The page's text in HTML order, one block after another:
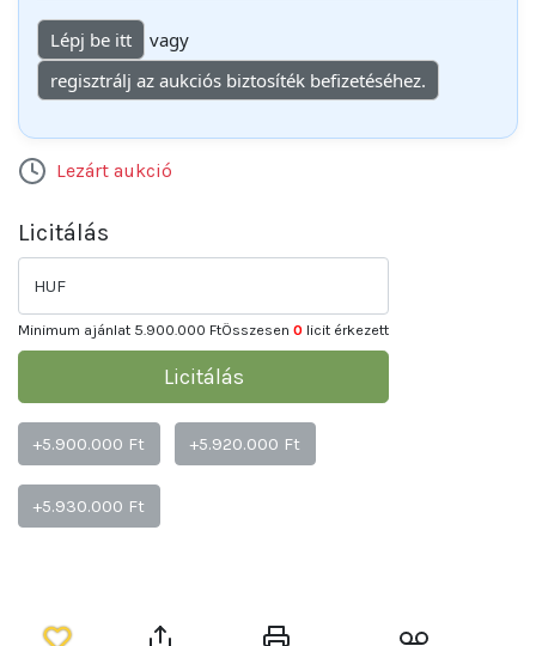
Lépj be itt
vagy
regisztrálj az aukciós biztosíték befizetéséhez.
Lezárt aukció
Licitálás
HUF
Minimum ajánlat 5.900.000 FtÖsszesen 0 licit érkezett
Licitálás
+5.900.000 Ft +5.920.000 Ft
+5.930.000 Ft